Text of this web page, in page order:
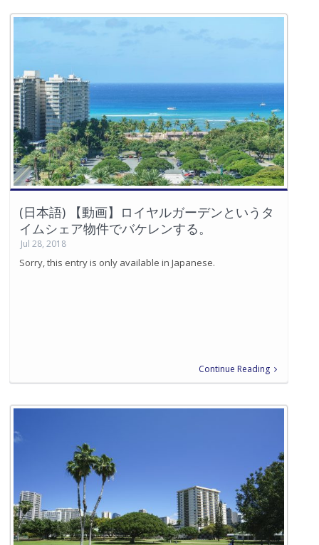
(日本語) 【動画】ロイヤルガーデンというタ
イムシェア物件でバケレンする。
Jul 28, 2018
Sorry, this entry is only available in Japanese.
Continue Reading